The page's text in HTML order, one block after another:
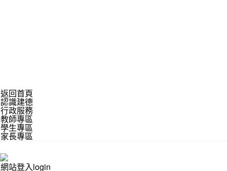
返回首頁
認識建德
行政服務
教師專區
學生專區
家長專區
網站登入login